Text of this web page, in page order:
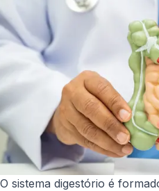
O sistema digestório é